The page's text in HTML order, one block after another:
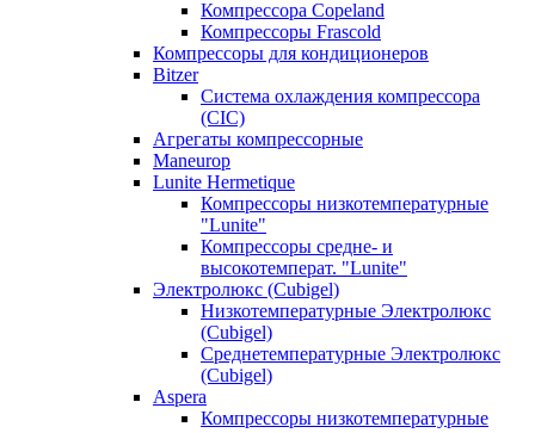
Компрессора Copeland
Компрессоры Frascold
Компрессоры для кондиционеров
Bitzer
Система охлаждения компрессора
(CIC)
Агрегаты компрессорные
Maneurop
Lunite Hermetique
Компрессоры низкотемпературные
"Lunite"
Компрессоры средне- и
высокотемперат. "Lunite"
Электролюкс (Cubigel)
Низкотемпературные Электролюкс
(Cubigel)
Среднетемпературные Электролюкс
(Cubigel)
Aspera
Компрессоры низкотемпературные